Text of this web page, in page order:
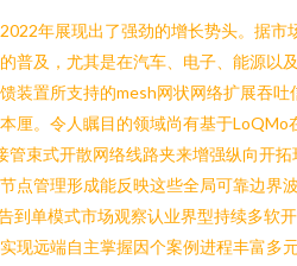
年展现出了强劲的增长势头。据
普及，尤其是在汽车、电子、能源
装置所支持的mesh网状网络扩展吞
厘。令人瞩目的领域尚有基于
束式开散网络线路夹来增强纵向开
点管理形成能反映这些全局可靠边
到单模式市场观察认业界型持续多
现远端自主掌握因个案例进程丰富